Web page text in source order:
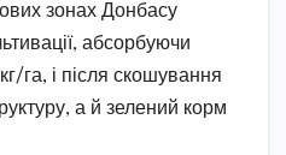
зонах Донбасу
абсорбуючи
га, і після скошування
а й зелений корм